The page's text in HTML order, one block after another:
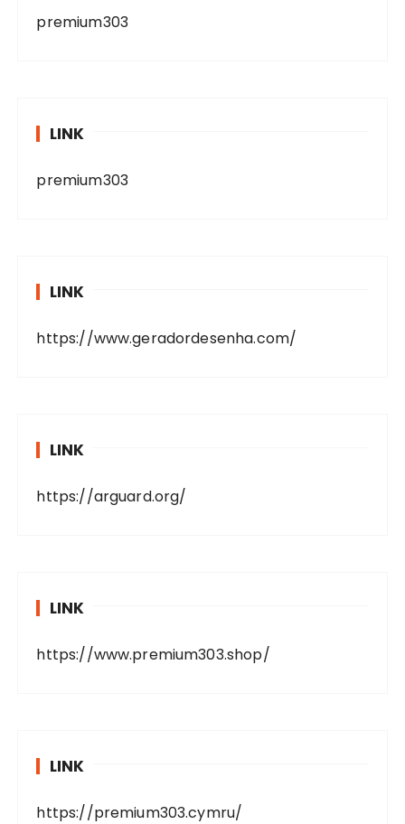
premium303
LINK
premium303
LINK
https://www.geradordesenha.com/
LINK
https://arguard.org/
LINK
https://www.premium303.shop/
LINK
https://premium303.cymru/